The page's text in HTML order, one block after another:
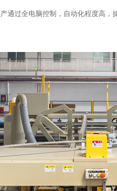
通过全电脑控制，自动化程度高